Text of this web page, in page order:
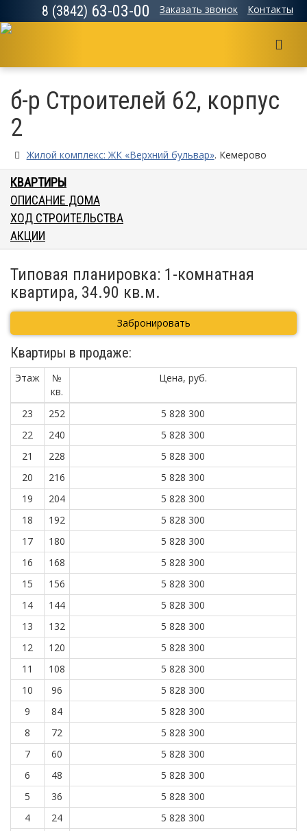
8 (3842) 63-03-00 Заказать звонок Контакты
б-р Строителей 62, корпус
2
Жилой комплекс: ЖК «Верхний бульвар». Кемерово
КВАРТИРЫ
ОПИСАНИЕ ДОМА
ХОД СТРОИТЕЛЬСТВА
АКЦИИ
Типовая планировка: 1-комнатная
квартира, 34.90 кв.м.
Забронировать
Квартиры в продаже:
Этаж
№
кв.
Цена, руб.
23 252
5 828 300
22
240
5 828 300
21
228
5 828 300
20
216
5 828 300
19
204
5 828 300
18
192
5 828 300
17
180
5 828 300
16
168
5 828 300
15
156
5 828 300
14
144
5 828 300
13
132
5 828 300
12
120
5 828 300
11
108
5 828 300
10
96
5 828 300
9
84
5 828 300
8
72
5 828 300
7
60
5 828 300
6
48
5 828 300
5
36
5 828 300
4
24
5 828 300